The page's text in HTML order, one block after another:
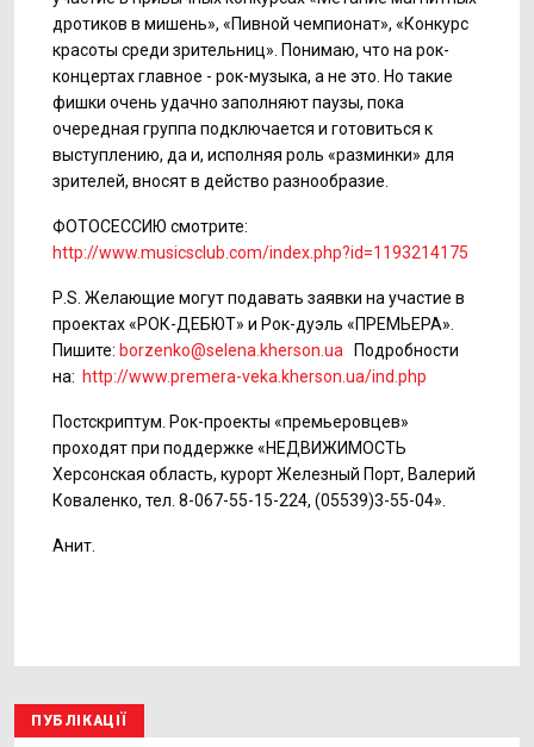
дротиков в мишень», «Пивной чемпионат», «Конкурс
красоты среди зрительниц». Понимаю, что на рок-
концертах главное - рок-музыка, а не это. Но такие
фишки очень удачно заполняют паузы, пока
очередная группа подключается и готовиться к
выступлению, да и, исполняя роль «разминки» для
зрителей, вносят в действо разнообразие.
ФОТОСЕССИЮ смотрите:
http://www.musicsclub.com/index.php?id=1193214175
Р.S. Желающие могут подавать заявки на участие в
проектах «РОК-ДЕБЮТ» и Рок-дуэль «ПРЕМЬЕРА».
Пишите: borzenko@selena.kherson.ua Подробности
на: http://www.premera-veka.kherson.ua/ind.php
Постскриптум. Рок-проекты «премьеровцев»
проходят при поддержке «НЕДВИЖИМОСТЬ
Херсонская область, курорт Железный Порт, Валерий
Коваленко, тел. 8-067-55-15-224, (05539)3-55-04».
Анит.
ПУБЛІКАЦІЇ